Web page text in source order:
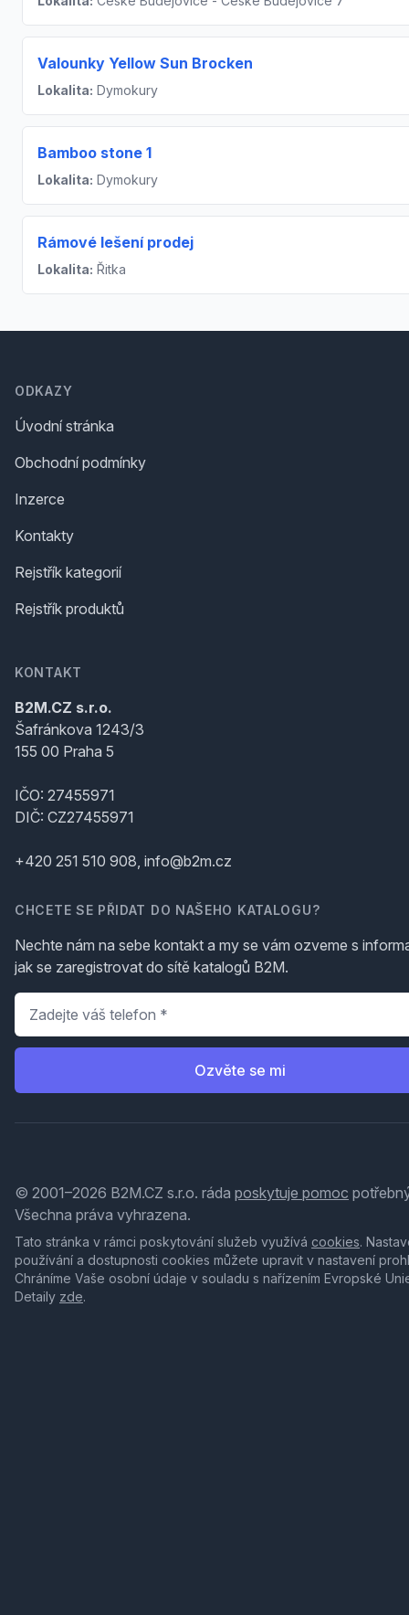
Valounky Yellow Sun Brocken
Lokalita: Dymokury
Bamboo stone 1
Lokalita: Dymokury
Rámové lešení prodej
Lokalita: Řitka
ODKAZY
Úvodní stránka
Obchodní podmínky
Inzerce
Kontakty
Rejstřík kategorií
Rejstřík produktů
KONTAKT
B2M.CZ s.r.o.
Šafránkova 1243/3
155 00 Praha 5
IČO: 27455971
DIČ: CZ27455971
+420 251 510 908, info@b2m.cz
CHCETE SE PŘIDAT DO NAŠEHO KATALOGU?
Nechte nám na sebe kontakt a my se vám ozveme s
jak se zaregistrovat do sítě katalogů B2M.
Telefon
Ozvěte se mi
© 2001–2026 B2M.CZ s.r.o. ráda poskytuje pomoc
Všechna práva vyhrazena.
Tato stránka v rámci poskytování služeb využívá cookies.
používání a dostupnosti cookies můžete upravit v nastavení
Chráníme Vaše osobní údaje v souladu s nařízením Evropské
Detaily zde.